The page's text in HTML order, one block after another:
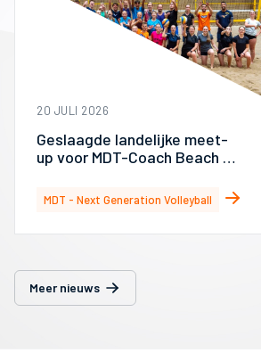
20 JULI 2026
Geslaagde landelijke meet-
up voor MDT-Coach Beach op
MDT - Next Generation Volleyball
Meer nieuws